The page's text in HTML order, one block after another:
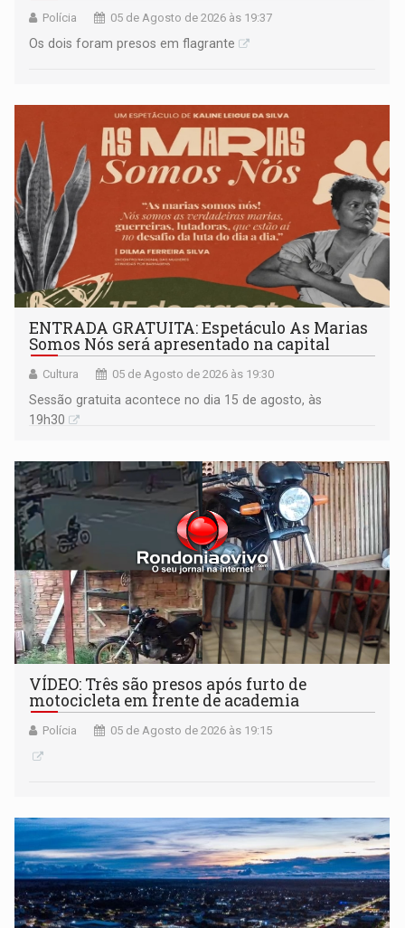
Polícia 05 de Agosto de 2026 às 19:37
Os dois foram presos em flagrante
ENTRADA GRATUITA: Espetáculo As Marias
Somos Nós será apresentado na capital
Cultura 05 de Agosto de 2026 às 19:30
Sessão gratuita acontece no dia 15 de agosto, às
19h30
VÍDEO: Três são presos após furto de
motocicleta em frente de academia
Polícia 05 de Agosto de 2026 às 19:15